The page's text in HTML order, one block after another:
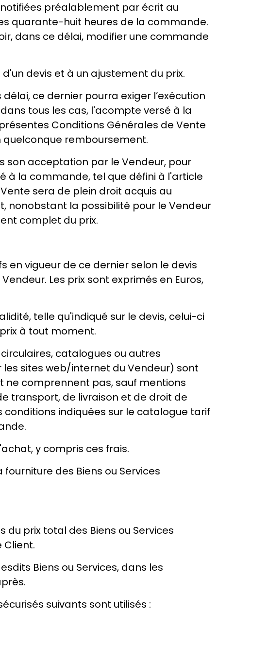
préalablement par écrit au
quarante-huit heures de la commande.
dans ce délai, modifier une commande
devis et à un ajustement du prix.
ce dernier pourra exiger l’exécution
tous les cas, l'acompte versé à la
Conditions Générales de Vente
quelconque remboursement.
son acceptation par le Vendeur, pour
à la commande, tel que défini à l'article
sera de plein droit acquis au
nonobstant la possibilité pour le Vendeur
complet du prix.
en vigueur de ce dernier selon le devis
Les prix sont exprimés en Euros,
telle qu'indiqué sur le devis, celui-ci
à tout moment.
catalogues ou autres
sites web/internet du Vendeur) sont
ne comprennent pas, sauf mentions
transport, de livraison et de droit de
indiquées sur le catalogue tarif
y compris ces frais.
des Biens ou Services
prix total des Biens ou Services
Biens ou Services, dans les
suivants sont utilisés :